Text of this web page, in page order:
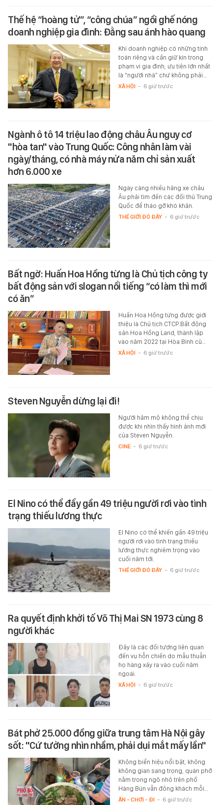
Thế hệ “hoàng tử”, “công chúa” ngồi ghế nóng
doanh nghiệp gia đình: Đằng sau ánh hào quang
Khi doanh nghiệp có những tính
toán riêng và cần giữ kín trong
phạm vi gia đình, ưu tiên lớn nhất
là “người nhà” chứ không phải…
XÃ HỘI - 6 giờ trước
Ngành ô tô 14 triệu lao động châu Âu nguy cơ
"hòa tan" vào Trung Quốc: Công nhân làm vài
ngày/tháng, có nhà máy nửa năm chỉ sản xuất
hơn 6.000 xe
Ngày càng nhiều hãng xe châu
Âu phải tìm đến các đối thủ Trung
Quốc để tháo gỡ khó khăn.
THẾ GIỚI ĐÓ ĐÂY - 6 giờ trước
Bất ngờ: Huấn Hoa Hồng từng là Chủ tịch công ty
bất động sản với slogan nổi tiếng “có làm thì mới
có ăn”
Huấn Hoa Hồng từng được giới
thiệu là Chủ tịch CTCP Bất động
sản Hoa Hồng Land, thành lập
vào năm 2022 tại Hòa Bình cũ…
XÃ HỘI - 6 giờ trước
Steven Nguyễn dừng lại đi!
Người hâm mộ không thể chịu
được khi nhìn thấy hình ảnh mới
của Steven Nguyễn.
CINE - 6 giờ trước
El Nino có thể đẩy gần 49 triệu người rơi vào tình
trạng thiếu lương thực
El Nino có thể khiến gần 49 triệu
người rơi vào tình trạng thiếu
lương thực nghiêm trọng vào
cuối năm tới.
THẾ GIỚI ĐÓ ĐÂY - 6 giờ trước
Ra quyết định khởi tố Võ Thị Mai SN 1973 cùng 8
người khác
Đây là các đối tượng liên quan
đến vụ hỗn chiến do mẫu thuẫn
họ hàng xảy ra vào cuối năm
ngoái.
XÃ HỘI - 6 giờ trước
Bát phở 25.000 đồng giữa trung tâm Hà Nội gây
sốt: "Cứ tưởng nhìn nhầm, phải dụi mắt mấy lần"
Không biển hiệu nổi bật, không
không gian sang trọng, quán phở
nằm trong ngõ nhỏ trên phố
Hàng Bún vẫn đông khách mỗi…
ĂN - CHƠI - ĐI - 6 giờ trước